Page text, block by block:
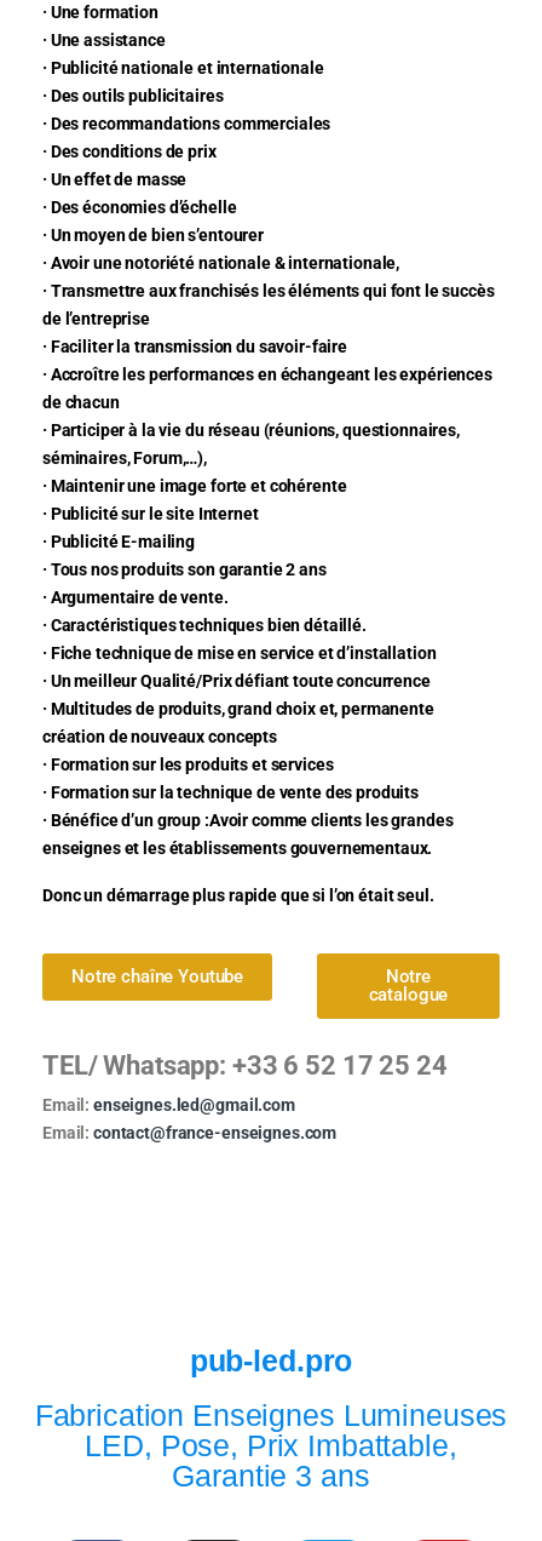
· Une formation
· Une assistance
· Publicité nationale et internationale
· Des outils publicitaires
· Des recommandations commerciales
· Des conditions de prix
· Un effet de masse
· Des économies d’échelle
· Un moyen de bien s’entourer
· Avoir une notoriété nationale & internationale,
· Transmettre aux franchisés les éléments qui font le succès
de l’entreprise
· Faciliter la transmission du savoir-faire
· Accroître les performances en échangeant les expériences
de chacun
· Participer à la vie du réseau (réunions, questionnaires,
séminaires, Forum,…),
· Maintenir une image forte et cohérente
· Publicité sur le site Internet
· Publicité E-mailing
· Tous nos produits son garantie 2 ans
· Argumentaire de vente.
· Caractéristiques techniques bien détaillé.
· Fiche technique de mise en service et d’installation
· Un meilleur Qualité/Prix défiant toute concurrence
· Multitudes de produits, grand choix et, permanente
création de nouveaux concepts
· Formation sur les produits et services
· Formation sur la technique de vente des produits
· Bénéfice d’un group :Avoir comme clients les grandes
enseignes et les établissements gouvernementaux.
Donc un démarrage plus rapide que si l’on était seul.
Notre chaîne Youtube
Notre
catalogue
TEL/ Whatsapp: +33 6 52 17 25 24
Email:enseignes.led@gmail.com
Email:contact@france-enseignes.com
pub-led.pro
Fabrication Enseignes Lumineuses
LED, Pose, Prix Imbattable,
Garantie 3 ans​